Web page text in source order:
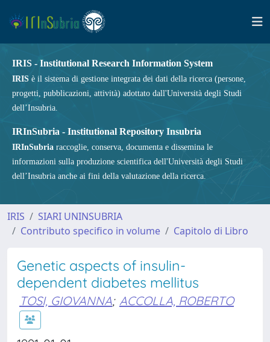
IRIS - Institutional Research Information System
IRIS è il sistema di gestione integrata dei dati della ricerca (persone,
progetti, pubblicazioni, attività) adottato dall'Università degli Studi
dell’Insubria.
IRInSubria - Institutional Repository Insubria
IRInSubria raccoglie, conserva, documenta e dissemina le
informazioni sulla produzione scientifica dell'Università degli Studi
dell’Insubria anche ai fini della valutazione della ricerca.
IRIS
SIARI UNINSUBRIA
Contributo specifico in volume
Capitolo di Libro
Genetic aspects of insulin-
dependent diabetes mellitus
TOSI, GIOVANNA; ACCOLLA, ROBERTO